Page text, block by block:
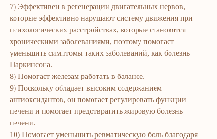
7) Эффективен в регенерации двигательных нервов,
которые эффективно нарушают систему движения при
психологических расстройствах, которые становятся
хроническими заболеваниями, поэтому помогает
уменьшить симптомы таких заболеваний, как болезнь
Паркинсона.
8) Помогает железам работать в балансе.
9) Поскольку обладает высоким содержанием
антиоксидантов, он помогает регулировать функции
печени и помогает предотвратить жировую болезнь
печени.
10) Помогает уменьшить ревматическую боль благодаря